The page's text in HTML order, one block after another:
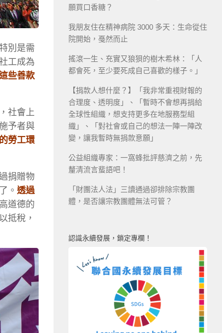
別是需
工成為
些善款
社會上
予者與
勞工環
捐贈物
。 透過
道德的
抵稅，
願買口香糖？
我朋友住在精神病院 3000 多天：生命從住
院開始，戞然而止
搖滾一生、充實又狼狽的樹木希林：「人
都會死，至少要死成自己喜歡的樣子。」
【捐款人想什麼？】「我非常重視財報的
合理度、透明度」、「暫時不會想再捐給
全球性組織，想支持更多在地服務型組
織」、「對社會或自己的想法一陣一陣改
變，讓我暫時無捐款意願」
公益組織專家：一窩蜂批評慈濟之前，先
釐清流言蜚語吧！
「財團法人法」三讀通過卻排除宗教團
體，是否讓宗教團體無法可管？
認識永續發展，鎖定專欄！